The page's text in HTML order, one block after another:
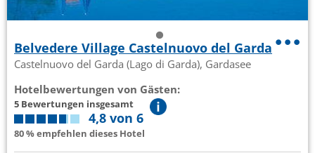
Belvedere Village Castelnuovo del Garda
Castelnuovo del Garda (Lago di Garda), Gardasee
Hotelbewertungen von Gästen:
5 Bewertungen insgesamt
4,8 von 6
80 % empfehlen dieses Hotel